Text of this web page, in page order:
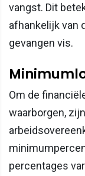
vangst. Dit
afhankelijk van
gevangen vis.
Om de
waarborgen,
percentages